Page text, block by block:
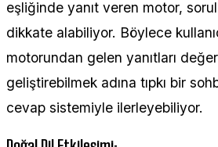
eşliğinde yanıt veren motor,
dikkate alabiliyor. Böylece
motorundan gelen yanıtları
geliştirebilmek adına tıpkı bir
cevap sistemiyle ilerleyebiliyor.